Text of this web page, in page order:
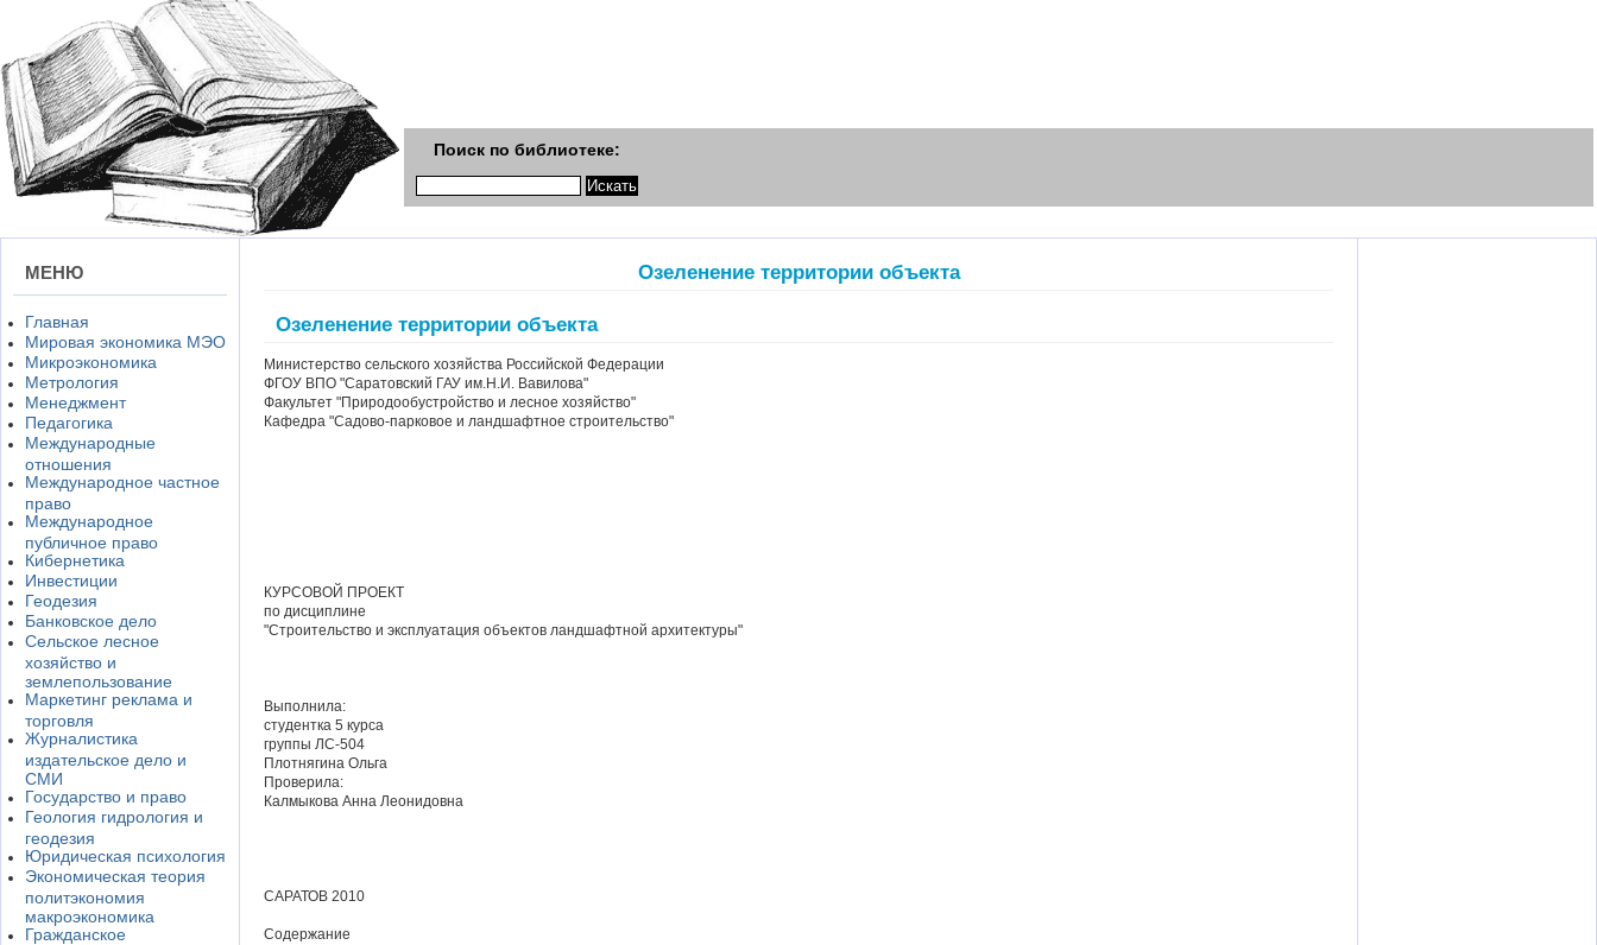
Поиск по библиотеке:
МЕНЮ
Главная
Мировая экономика МЭО
Микроэкономика
Метрология
Менеджмент
Педагогика
Международные
отношения
Международное частное
право
Международное
публичное право
Кибернетика
Инвестиции
Геодезия
Банковское дело
Сельское лесное
хозяйство и
землепользование
Маркетинг реклама и
торговля
Журналистика
издательское дело и
СМИ
Государство и право
Геология гидрология и
геодезия
Юридическая психология
Экономическая теория
политэкономия
макроэкономика
Гражданское
Озеленение территории объекта
Озеленение территории объекта
Министерство сельского хозяйства Российской Федерации
ФГОУ ВПО "Саратовский ГАУ им.Н.И. Вавилова"
Факультет "Природообустройство и лесное хозяйство"
Кафедра "Садово-парковое и ландшафтное строительство"
КУРСОВОЙ ПРОЕКТ
по дисциплине
"Строительство и эксплуатация объектов ландшафтной архитектуры"
Выполнила:
студентка 5 курса
группы ЛС-504
Плотнягина Ольга
Проверила:
Калмыкова Анна Леонидовна
САРАТОВ 2010
Содержание